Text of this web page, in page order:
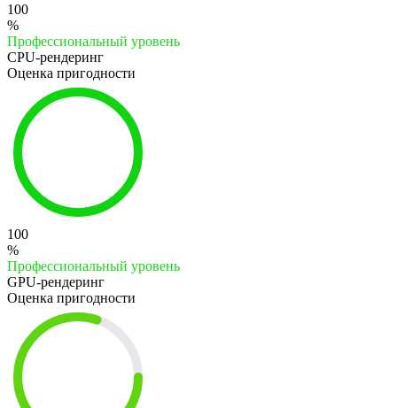
100
%
Профессиональный уровень
CPU-рендеринг
Оценка пригодности
100
%
Профессиональный уровень
GPU-рендеринг
Оценка пригодности